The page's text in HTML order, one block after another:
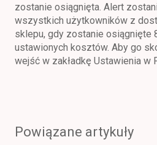
zostanie osiągnięta. Alert
wszystkich użytkowników z
sklepu, gdy zostanie osiągnięte
ustawionych kosztów. Aby go
wejść w zakładkę Ustawienia w
Powiązane artykuły